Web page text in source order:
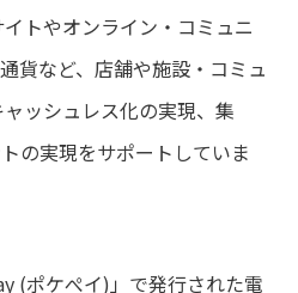
トやオンライン・コミュニ
貨など、店舗や施設・コミュ
ッシュレス化の実現、集
の実現をサポートしていま
(ポケぺイ)」で発行された電